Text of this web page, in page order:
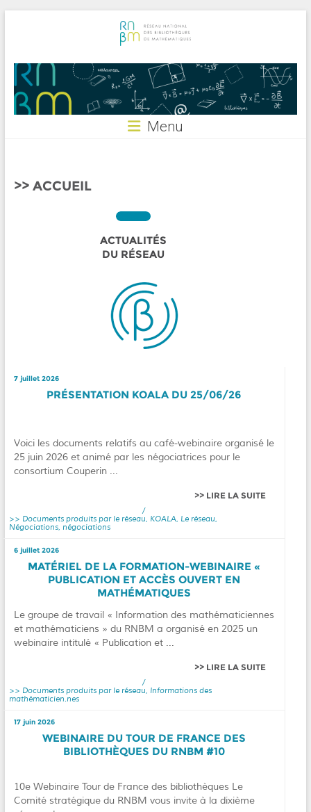
RNBM
Menu
ACCUEIL
ACTUALITÉS
DU RÉSEAU
PRÉSENTATION KOALA DU 25/06/26
Voici les documents relatifs au café-webinaire organisé le
25 juin 2026 et animé par les négociatrices pour le
consortium Couperin ...
LIRE LA SUITE
7 juillet 2026
/
Documents produits par le réseau, KOALA, Le réseau,
Négociations, négociations
MATÉRIEL DE LA FORMATION-WEBINAIRE «
PUBLICATION ET ACCÈS OUVERT EN
MATHÉMATIQUES
Le groupe de travail « Information des mathématiciennes
et mathématiciens » du RNBM a organisé en 2025 un
webinaire intitulé « Publication et ...
LIRE LA SUITE
6 juillet 2026
/
Documents produits par le réseau, Informations des
mathématicien.nes
WEBINAIRE DU TOUR DE FRANCE DES
BIBLIOTHÈQUES DU RNBM #10
10e Webinaire Tour de France des bibliothèques Le
Comité stratégique du RNBM vous invite à la dixième
17 juin 2026